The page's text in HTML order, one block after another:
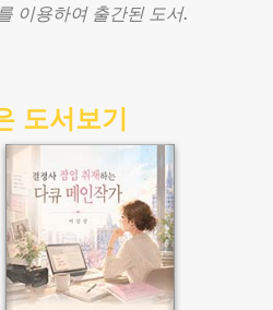
이용하여 출간된 도서.
도서보기